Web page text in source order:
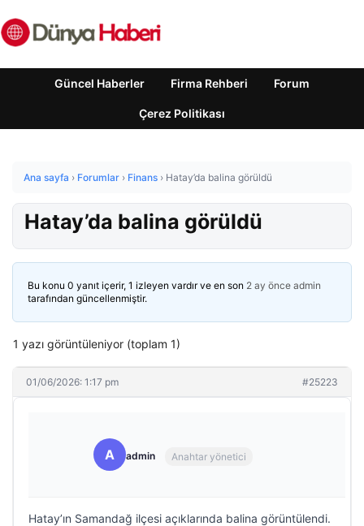
Güncel Haberler Firma Rehberi Forum
Çerez Politikası
Ana sayfa › Forumlar › Finans › Hatay’da balina görüldü
Hatay’da balina görüldü
Bu konu 0 yanıt içerir, 1 izleyen vardır ve en son 2 ay önce admin
tarafından güncellenmiştir.
1 yazı görüntüleniyor (toplam 1)
01/06/2026: 1:17 pm #25223
A admin Anahtar yönetici
Hatay’ın Samandağ ilçesi açıklarında balina görüntülendi.